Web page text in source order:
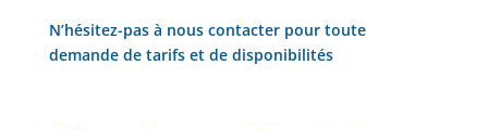
N’hésitez-pas à nous contacter pour toute
demande de tarifs et de disponibilités